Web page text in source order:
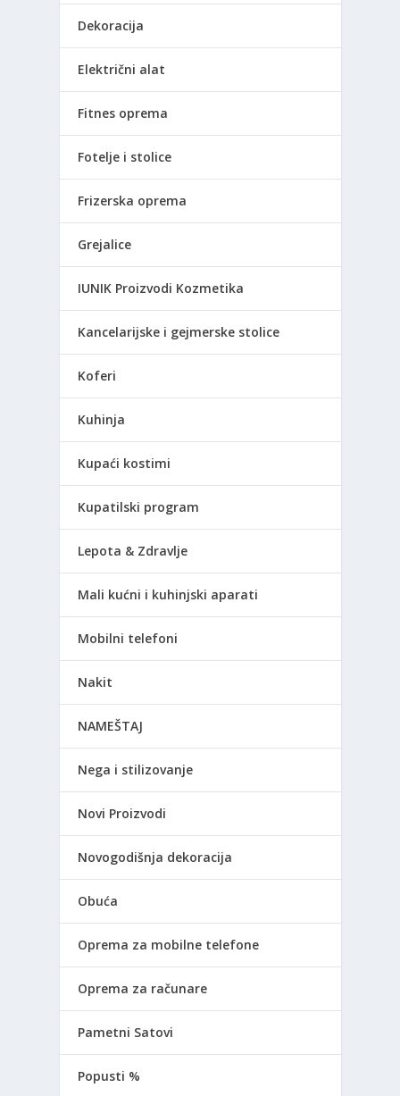
Dekoracija
Električni alat
Fitnes oprema
Fotelje i stolice
Frizerska oprema
Grejalice
IUNIK Proizvodi Kozmetika
Kancelarijske i gejmerske stolice
Koferi
Kuhinja
Kupaći kostimi
Kupatilski program
Lepota & Zdravlje
Mali kućni i kuhinjski aparati
Mobilni telefoni
Nakit
NAMEŠTAJ
Nega i stilizovanje
Novi Proizvodi
Novogodišnja dekoracija
Obuća
Oprema za mobilne telefone
Oprema za računare
Pametni Satovi
Popusti %